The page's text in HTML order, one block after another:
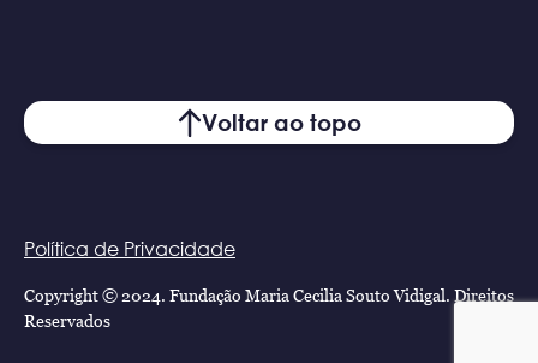
Voltar ao topo
Política de Privacidade
Copyright © 2024. Fundação Maria Cecilia Souto Vidigal. Direitos
Reservados